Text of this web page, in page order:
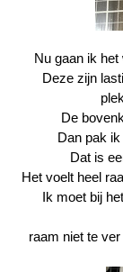
Nu gaan ik
Deze zijn
De
Dan pak ik
Dat is
Het voelt heel
Ik moet bij
raam niet te